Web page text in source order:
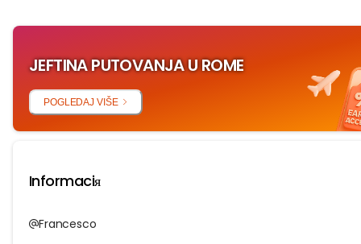
JEFTINA PUTOVANJA U ROME
POGLEDAJ VIŠE
Informaciя
Francesco